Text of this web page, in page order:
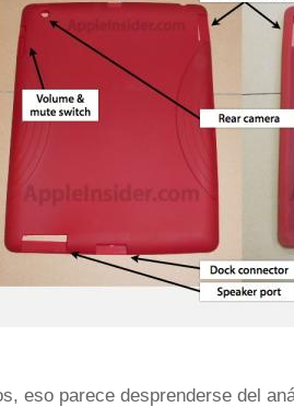
eso parece desprenderse del